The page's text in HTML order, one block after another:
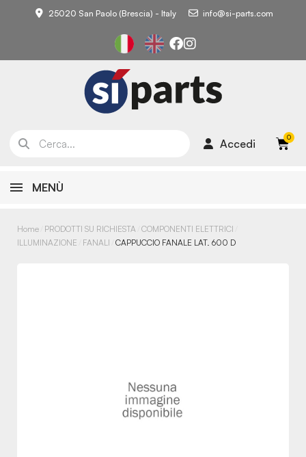
25020 San Paolo (Brescia) - Italy info@si-parts.com
Accedi
MENÙ
Home PRODOTTI SU RICHIESTA COMPONENTI ELETTRICI
ILLUMINAZIONE
FANALI CAPPUCCIO FANALE LAT. 600 D